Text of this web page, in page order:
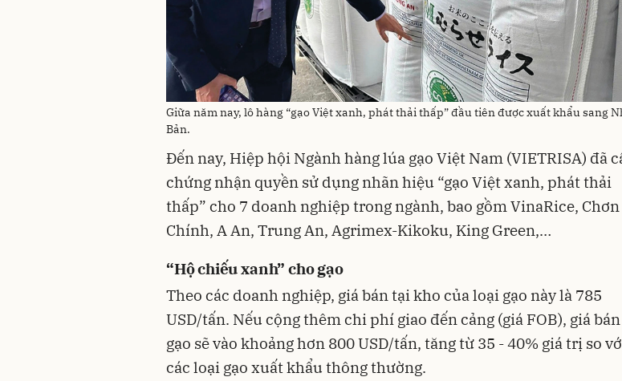
Giữa năm nay, lô hàng “gạo Việt xanh, phát thải thấp” đầu tiên được xuất khẩu sang
Bản.
Đến nay, Hiệp hội Ngành hàng lúa gạo Việt Nam (VIETRISA) đã
chứng nhận quyền sử dụng nhãn hiệu “gạo Việt xanh, phát thải
thấp” cho 7 doanh nghiệp trong ngành, bao gồm VinaRice, Chơn
Chính, A An, Trung An, Agrimex-Kikoku, King Green,…
“Hộ chiếu xanh” cho gạo
Theo các doanh nghiệp, giá bán tại kho của loại gạo này là 785
USD/tấn. Nếu cộng thêm chi phí giao đến cảng (giá FOB), giá bán
gạo sẽ vào khoảng hơn 800 USD/tấn, tăng từ 35 - 40% giá trị so
các loại gạo xuất khẩu thông thường.